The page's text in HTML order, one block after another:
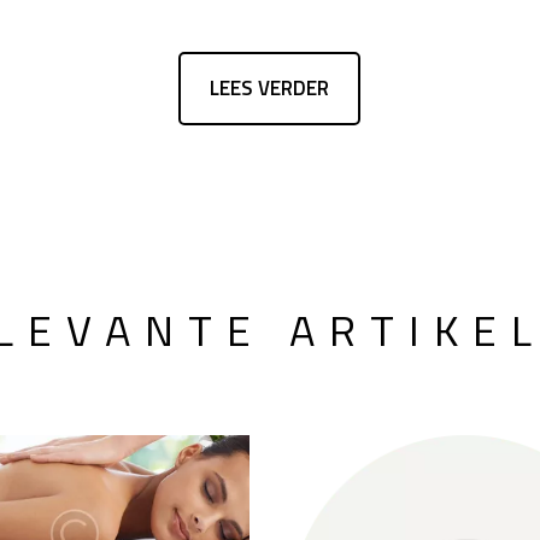
LEES VERDER